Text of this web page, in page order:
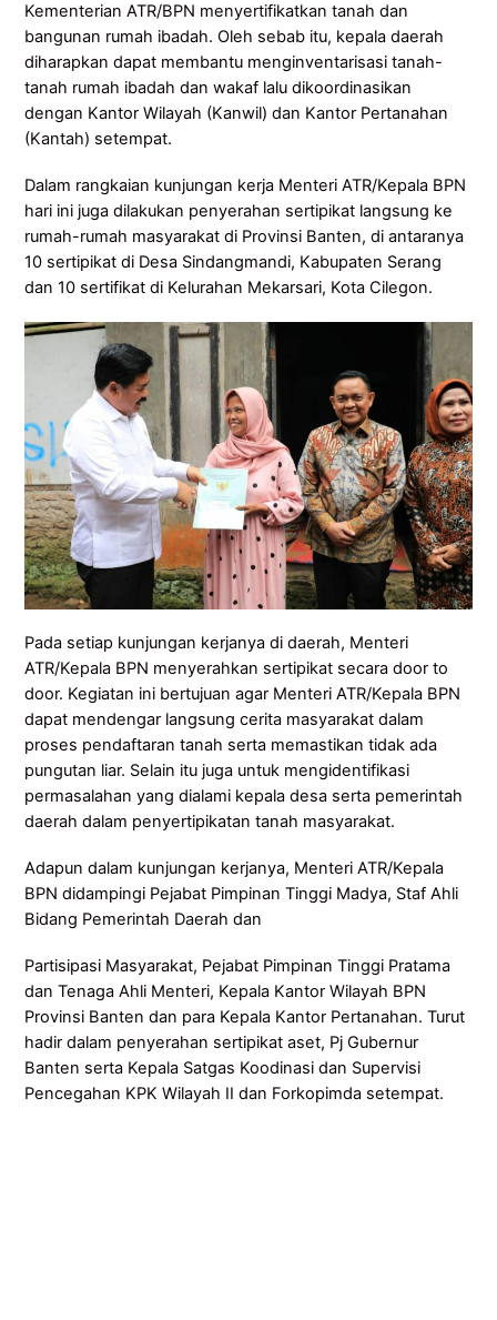
Kementerian ATR/BPN menyertifikatkan tanah dan
bangunan rumah ibadah. Oleh sebab itu, kepala daerah
diharapkan dapat membantu menginventarisasi tanah-
tanah rumah ibadah dan wakaf lalu dikoordinasikan
dengan Kantor Wilayah (Kanwil) dan Kantor Pertanahan
(Kantah) setempat.
Dalam rangkaian kunjungan kerja Menteri ATR/Kepala BPN
hari ini juga dilakukan penyerahan sertipikat langsung ke
rumah-rumah masyarakat di Provinsi Banten, di antaranya
10 sertipikat di Desa Sindangmandi, Kabupaten Serang
dan 10 sertifikat di Kelurahan Mekarsari, Kota Cilegon.
Pada setiap kunjungan kerjanya di daerah, Menteri
ATR/Kepala BPN menyerahkan sertipikat secara door to
door. Kegiatan ini bertujuan agar Menteri ATR/Kepala BPN
dapat mendengar langsung cerita masyarakat dalam
proses pendaftaran tanah serta memastikan tidak ada
pungutan liar. Selain itu juga untuk mengidentifikasi
permasalahan yang dialami kepala desa serta pemerintah
daerah dalam penyertipikatan tanah masyarakat.
Adapun dalam kunjungan kerjanya, Menteri ATR/Kepala
BPN didampingi Pejabat Pimpinan Tinggi Madya, Staf Ahli
Bidang Pemerintah Daerah dan
Partisipasi Masyarakat, Pejabat Pimpinan Tinggi Pratama
dan Tenaga Ahli Menteri, Kepala Kantor Wilayah BPN
Provinsi Banten dan para Kepala Kantor Pertanahan. Turut
hadir dalam penyerahan sertipikat aset, Pj Gubernur
Banten serta Kepala Satgas Koodinasi dan Supervisi
Pencegahan KPK Wilayah II dan Forkopimda setempat.